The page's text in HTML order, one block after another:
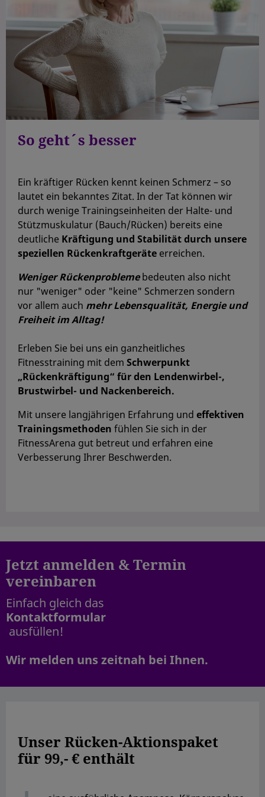
So geht´s besser
Ein kräftiger Rücken kennt keinen Schmerz – so
lautet ein bekanntes Zitat. In der Tat können wir
durch wenige Trainingseinheiten der Halte- und
Stützmuskulatur (Bauch/Rücken) bereits eine
deutliche Kräftigung und Stabilität durch unsere
speziellen Rückenkraftgeräte erreichen.
Weniger Rückenproblemebedeuten also nicht
nur "weniger" oder "keine" Schmerzen sondern
vor allem auch mehr Lebensqualität, Energie und
Freiheit im Alltag!
Erleben Sie bei uns ein ganzheitliches
Fitnesstraining mit dem Schwerpunkt
„Rückenkräftigung“ für den Lendenwirbel-,
Brustwirbel- und Nackenbereich.
Mit unsere langjährigen Erfahrung und effektiven
Trainingsmethoden fühlen Sie sich in der
FitnessArena gut betreut und erfahren eine
Verbesserung Ihrer Beschwerden.
Jetzt anmelden & Termin
vereinbaren
Einfach gleich das
Kontaktformular
ausfüllen!
Wir melden uns zeitnah bei Ihnen.
Unser Rücken-Aktionspaket
für 99,- € enthält